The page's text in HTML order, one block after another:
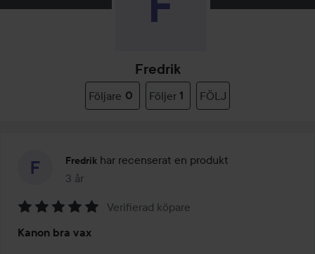
Fredrik
Följare 0 Följer 1 FÖLJ
Fredrik har recenserat en produkt
3 år
Inlägget skapades 3 år
5
Verifierad köpare
Kanon bra vax